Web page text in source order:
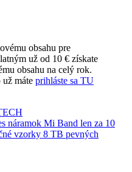
obsahu pre
už od 10 € získate
obsahu na celý rok.
máte prihláste sa TU
náramok Mi Band len za 10
vzorky 8 TB pevných